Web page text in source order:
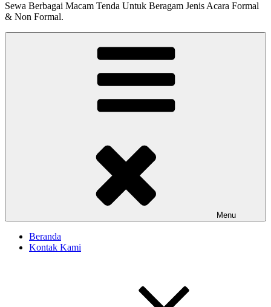
Sewa Berbagai Macam Tenda Untuk Beragam Jenis Acara Formal
& Non Formal.
Menu
Beranda
Kontak Kami